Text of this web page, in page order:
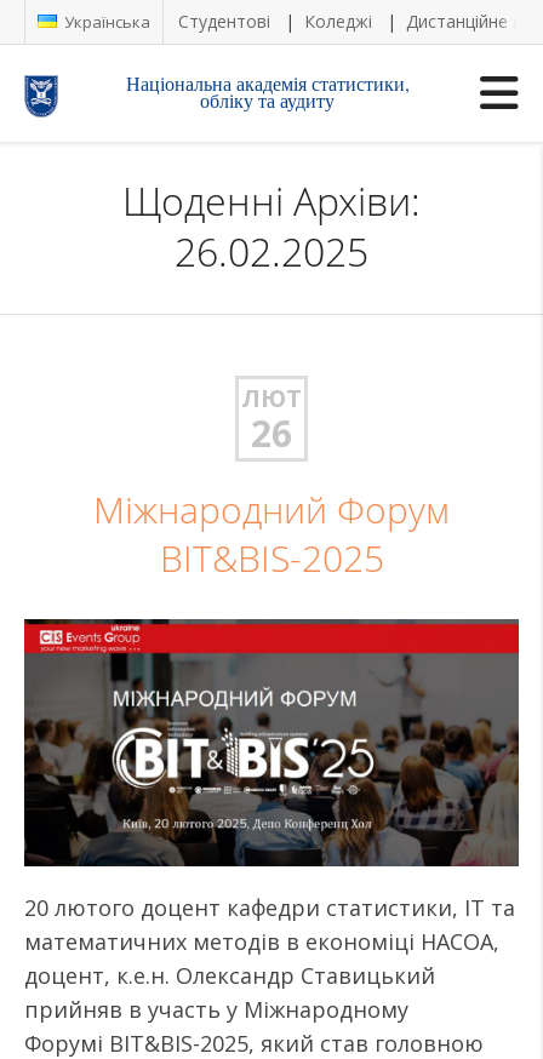
Українська Студентові Коледжі Дистанційне
Національна академія статистики,
обліку та аудиту
Щоденні Архіви:
26.02.2025
ЛЮТ
26
Міжнародний Форум
BIT&BIS-2025
20 лютого доцент кафедри статистики, ІТ та
математичних методів в економіці НАСОА,
доцент, к.е.н. Олександр Ставицький
прийняв в участь у Міжнародному
Форумі BIT&BIS-2025, який став головною